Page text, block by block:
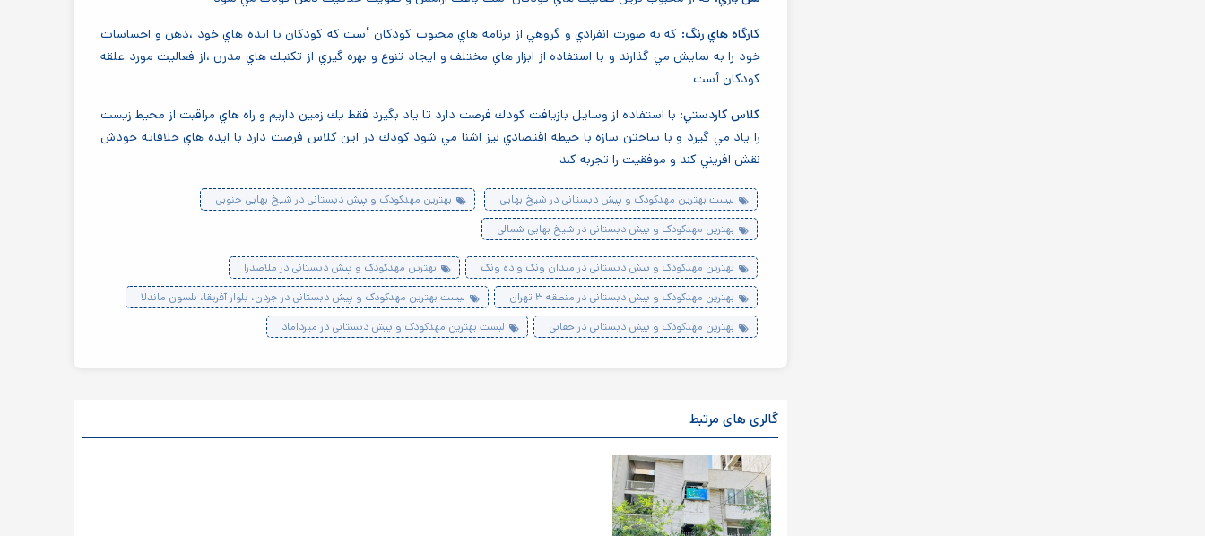
كارگاه هاي رنگ: كه به صورت انفرادي و گروهي از برنامه هاي محبوب كودكان أست كه كودكان با ايده هاي خود ،ذهن و احساسات
خود را به نمايش مي گذارند و با استفاده از ابزار هاي مختلف و ايجاد تنوع و بهره گيري از تكنيك هاي مدرن ،از فعاليت مورد علقه
كودكان أست
كلاس كاردستي: با استفاده از وسايل بازيافت كودك فرصت دارد تا ياد بگيرد فقط يك زمين داريم و راه هاي مراقبت از محيط زيست
را ياد مي گيرد و با ساختن سازه با حيطه اقتصادي نيز اشنا مي شود كودك در اين كلاس فرصت دارد با ايده هاي خلافاته خودش
نقش افريني كند و موفقيت را تجربه كند
لیست بهترین مهدکودک و پیش دبستانی در شیخ بهایی
بهترین مهدکودک و پیش دبستانی در شیخ بهایی جنوبی
بهترین مهدکودک و پیش دبستانی در شیخ بهایی شمالی
بهترین مهدکودک و پیش دبستانی در میدان ونک و ده ونک
بهترین مهدکودک و پیش دبستانی در ملاصدرا
بهترین مهدکودک و پیش دبستانی در منطقه ۳ تهران
لیست بهترین مهدکودک و پیش دبستانی در جردن، بلوار آفریقا، نلسون ماندلا
بهترین مهدکودک و پیش دبستانی در حقانی
لیست بهترین مهدکودک و پیش دبستانی در میرداماد
گالری های مرتبط